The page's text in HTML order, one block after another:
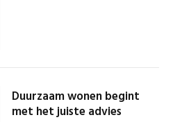
Duurzaam wonen begint
met het juiste advies